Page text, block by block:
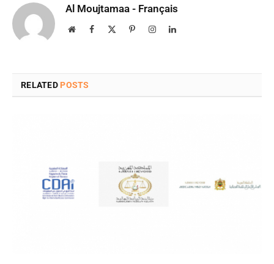
Al Moujtamaa - Français
WebsiteFacebook PinterestInstagramLinkedIn
RELATED POSTS